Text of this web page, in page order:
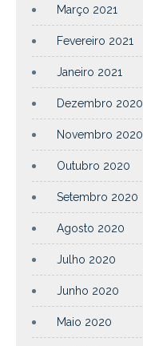
Março 2021
Fevereiro 2021
Janeiro 2021
Dezembro 2020
Novembro 2020
Outubro 2020
Setembro 2020
Agosto 2020
Julho 2020
Junho 2020
Maio 2020